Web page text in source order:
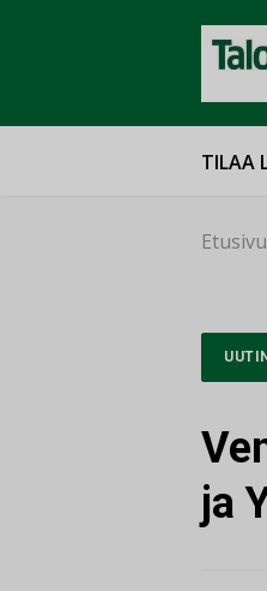
TILAA
Etusivu
ja